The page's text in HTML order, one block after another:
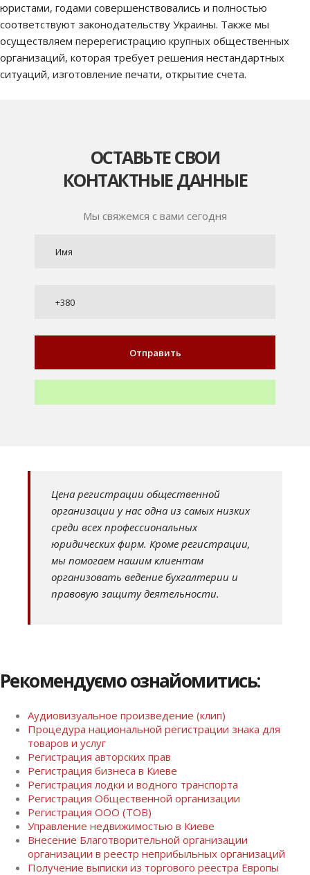
юристами, годами совершенствовались и полностью
соответствуют законодательству Украины. Также мы
осуществляем перерегистрацию крупных общественных
организаций, которая требует решения нестандартных
ситуаций, изготовление печати, открытие счета.
ОСТАВЬТЕ СВОИ
КОНТАКТНЫЕ ДАННЫЕ
Мы свяжемся с вами сегодня
Цена регистрации общественной
организации у нас одна из самых низких
среди всех профессиональных
юридических фирм. Кроме регистрации,
мы помогаем нашим клиентам
организовать ведение бухгалтерии и
правовую защиту деятельности.
Рекомендуємо ознайомитись:
Аудиовизуальное произведение (клип)
Процедура национальной регистрации знака для
товаров и услуг
Регистрация авторских прав
Регистрация бизнеса в Киеве
Регистрация лодки и водного транспорта
Регистрация Общественной организации
Регистрация ООО (ТОВ)
Управление недвижимостью в Киеве
Внесение Благотворительной организации
организации в реестр неприбыльных организаций
Получение выписки из торгового реестра Европы